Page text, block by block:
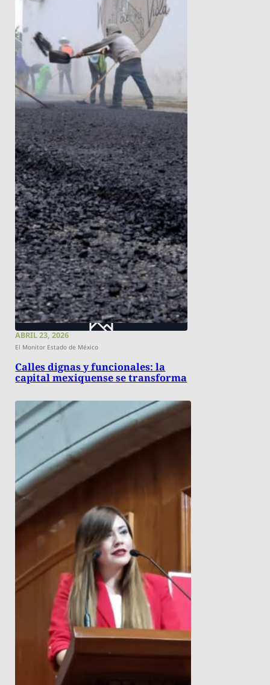
ABRIL 23, 2026
El Monitor Estado de México
Calles dignas y funcionales: la
capital mexiquense se transforma